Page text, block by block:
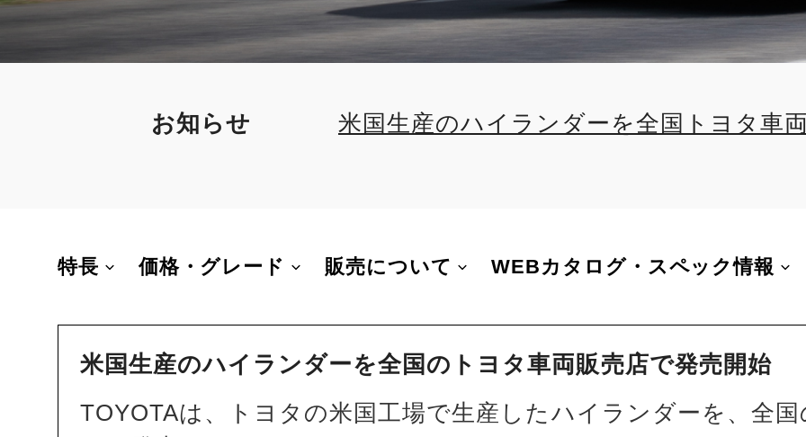
お知らせ
米国生産のハイランダーを全国トヨタ車
特長 価格・グレード 販売について WEBカタログ・スペック情報
米国生産のハイランダーを全国のトヨタ車両販売店で発売開始
TOYOTAは、トヨタの米国工場で生産したハイランダーを、全